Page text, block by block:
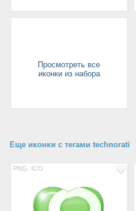
Просмотреть все
иконки из набора
Еще иконки с тегами technorati
PNG ICO